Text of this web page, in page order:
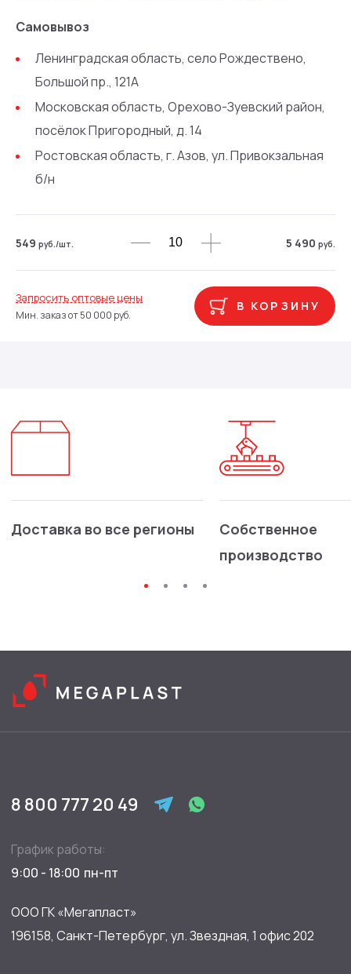
Самовывоз
Ленинградская область, село Рождествено,
Большой пр., 121А
Московская область, Орехово-Зуевский район,
посёлок Пригородный, д. 14
Ростовская область, г. Азов, ул. Привокзальная
б/н
549 руб./шт. 5 490 руб.
Запросить оптовые цены
Мин. заказ от 50 000 руб.
В КОРЗИНУ
Доставка во все регионы
Собственное
производство
8 800 777 20 49
График работы:
9:00 - 18:00
ООО ГК «Мегапласт»
196158, Санкт-Петербург, ул. Звездная, 1 офис 202